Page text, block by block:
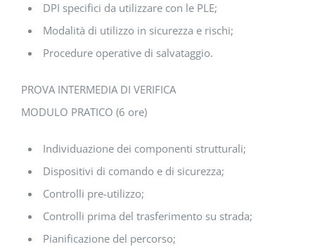
DPI specifici da utilizzare con le PLE;
Modalità di utilizzo in sicurezza e rischi;
Procedure operative di salvataggio.
PROVA INTERMEDIA DI VERIFICA
MODULO PRATICO (6 ore)
Individuazione dei componenti strutturali;
Dispositivi di comando e di sicurezza;
Controlli pre-utilizzo;
Controlli prima del trasferimento su strada;
Pianificazione del percorso;